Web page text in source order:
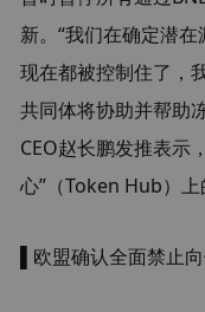
新。“我们在确定潜
现在都被控制住了，
共同体将协助并帮助
CEO赵长鹏发推表示
心”（Token Hub）上
▌欧盟确认全面禁止